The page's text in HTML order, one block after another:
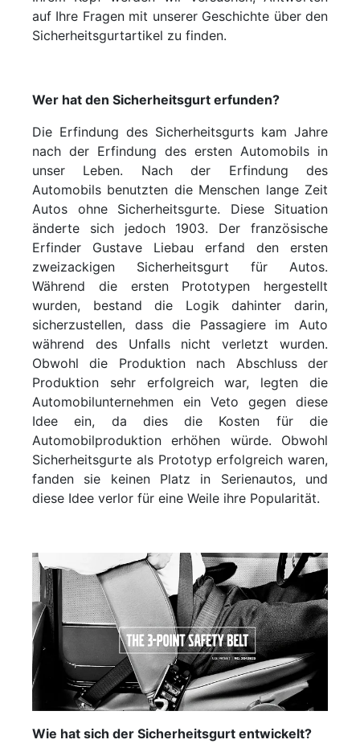
auf Ihre Fragen mit unserer Geschichte über den
Sicherheitsgurtartikel zu finden.
Wer hat den Sicherheitsgurt erfunden?
Die Erfindung des Sicherheitsgurts kam Jahre
nach der Erfindung des ersten Automobils in
unser Leben. Nach der Erfindung des
Automobils benutzten die Menschen lange Zeit
Autos ohne Sicherheitsgurte. Diese Situation
änderte sich jedoch 1903. Der französische
Erfinder Gustave Liebau erfand den ersten
zweizackigen Sicherheitsgurt für Autos.
Während die ersten Prototypen hergestellt
wurden, bestand die Logik dahinter darin,
sicherzustellen, dass die Passagiere im Auto
während des Unfalls nicht verletzt wurden.
Obwohl die Produktion nach Abschluss der
Produktion sehr erfolgreich war, legten die
Automobilunternehmen ein Veto gegen diese
Idee ein, da dies die Kosten für die
Automobilproduktion erhöhen würde. Obwohl
Sicherheitsgurte als Prototyp erfolgreich waren,
fanden sie keinen Platz in Serienautos, und
diese Idee verlor für eine Weile ihre Popularität.
Wie hat sich der Sicherheitsgurt entwickelt?